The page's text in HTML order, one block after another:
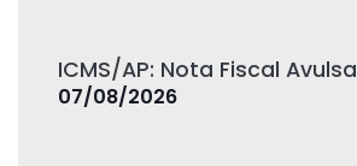
ICMS/AP: Nota Fiscal Avulsa
07/08/2026